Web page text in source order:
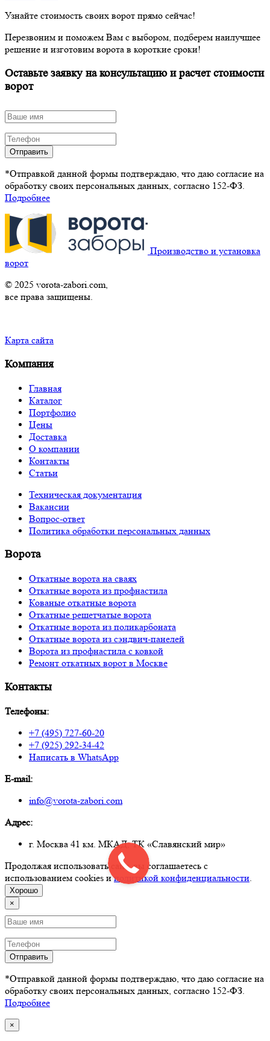
Узнайте стоимость своих ворот прямо сейчас!
Перезвоним и поможем Вам с выбором, подберем наилучшее
решение и изготовим ворота в короткие сроки!
Оставьте заявку на консультацию и расчет стоимости
ворот
Отправить
*Отправкой данной формы подтверждаю, что даю согласие на
обработку своих персональных данных, согласно 152-ФЗ.
Подробнее
Производство и установка
ворот
© 2025 vorota-zabori.com,
все права защищены.
Карта сайта
Компания
Главная
Каталог
Портфолио
Цены
Доставка
О компании
Контакты
Статьи
Техническая документация
Вакансии
Вопрос-ответ
Политика обработки персональных данных
Ворота
Откатные ворота на сваях
Откатные ворота из профнастила
Кованые откатные ворота
Откатные решетчатые ворота
Откатные ворота из поликарбоната
Откатные ворота из сэндвич-панелей
Ворота из профнастила с ковкой
Ремонт откатных ворот в Москве
Контакты
Телефоны:
+7 (495) 727-60-20
+7 (925) 292-34-42
Написать в WhatsApp
E-mail:
info@vorota-zabori.com
Адрес:
г. Москва 41 км. МКАД, ТК «Славянский мир»
Продолжая использовать сайт, вы соглашаетесь с
использованием cookies иполитикой конфиденциальности
Хорошо
×
Отправить
*Отправкой данной формы подтверждаю, что даю согласие на
обработку своих персональных данных, согласно 152-ФЗ.
Подробнее
×